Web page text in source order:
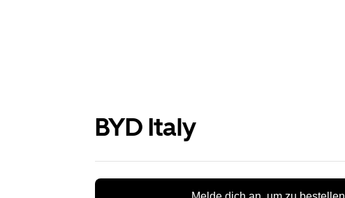
BYD Italy